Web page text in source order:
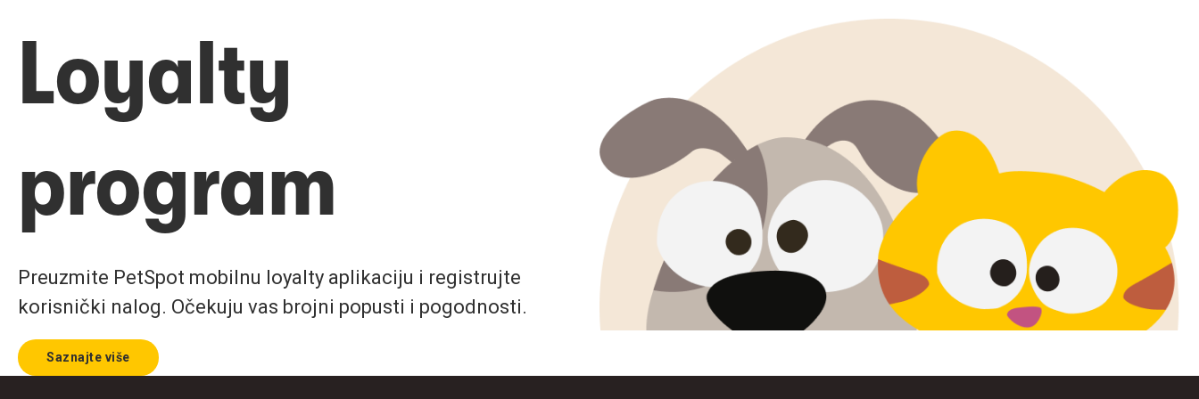
Loyalty
program
Preuzmite PetSpot mobilnu loyalty aplikaciju i registrujte
korisnički nalog. Očekuju vas brojni popusti i pogodnosti.
Saznajte više